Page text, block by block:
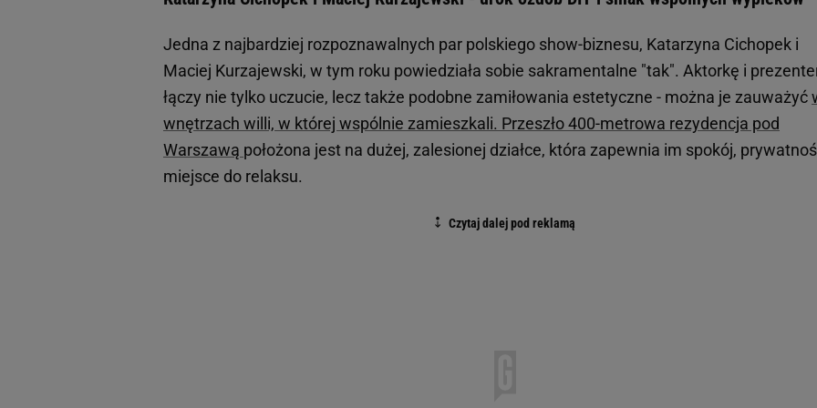
Jedna z najbardziej rozpoznawalnych par polskiego show-biznesu, Katarzyna Cichopek i
Maciej Kurzajewski, w tym roku powiedziała sobie sakramentalne "tak". Aktorkę i
łączy nie tylko uczucie, lecz także podobne zamiłowania estetyczne - można je zauważyć
wnętrzach willi, w której wspólnie zamieszkali. Przeszło 400-metrowa rezydencja pod
Warszawą położona jest na dużej, zalesionej działce, która zapewnia im spokój,
miejsce do relaksu.